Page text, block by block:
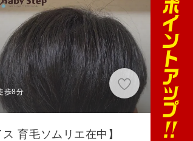
歩8分
育毛ソムリエ在中】